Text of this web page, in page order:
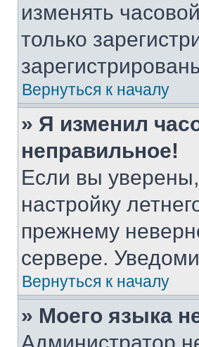
изменять
только
Вернуться к началу
» Я изменил
неправильное!
Если вы
настройку
прежнему
сервере.
Вернуться к началу
» Моего языка